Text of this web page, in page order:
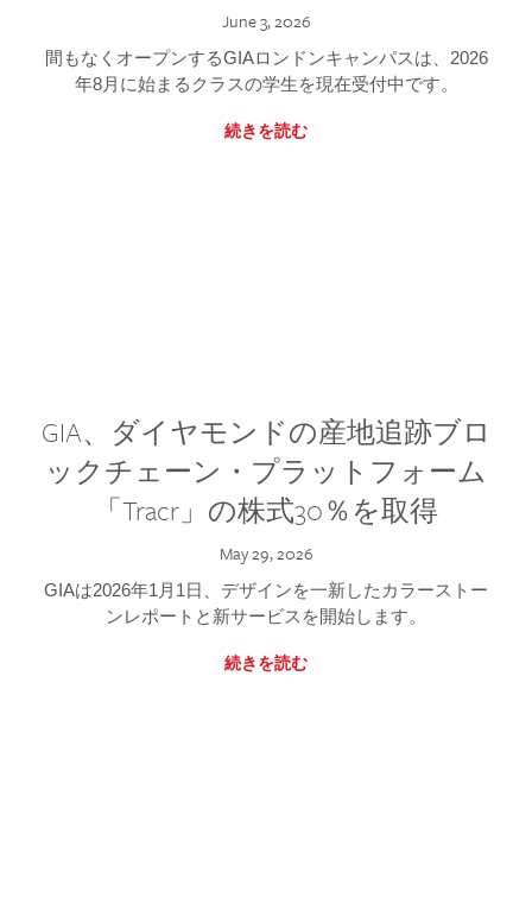
June 3, 2026
間もなくオープンするGIAロンドンキャンパスは、2026
年8月に始まるクラスの学生を現在受付中です。
続きを読む
GIA、ダイヤモンドの産地追跡ブロ
ックチェーン・プラットフォーム
「Tracr」の株式30％を取得
May 29, 2026
GIAは2026年1月1日、デザインを一新したカラーストー
ンレポートと新サービスを開始します。
続きを読む